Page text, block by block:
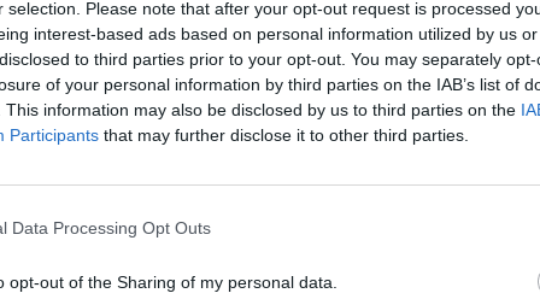
selection. Please note that after your opt-out request is processed
interest-based ads based on personal information utilized by us
to third parties prior to your opt-out. You may separately
of your personal information by third parties on the IAB’s list of
This information may also be disclosed by us to third parties on the
Participants that may further disclose it to other third parties.
Data Processing Opt Outs
opt-out of the Sharing of my personal data.
όλες τις λιγνιτικές μονάδες,
την παραγωγή ηλεκτρικής ενέργειας από
σε φθηνό φυσικό αέριο έχει μεγάλη